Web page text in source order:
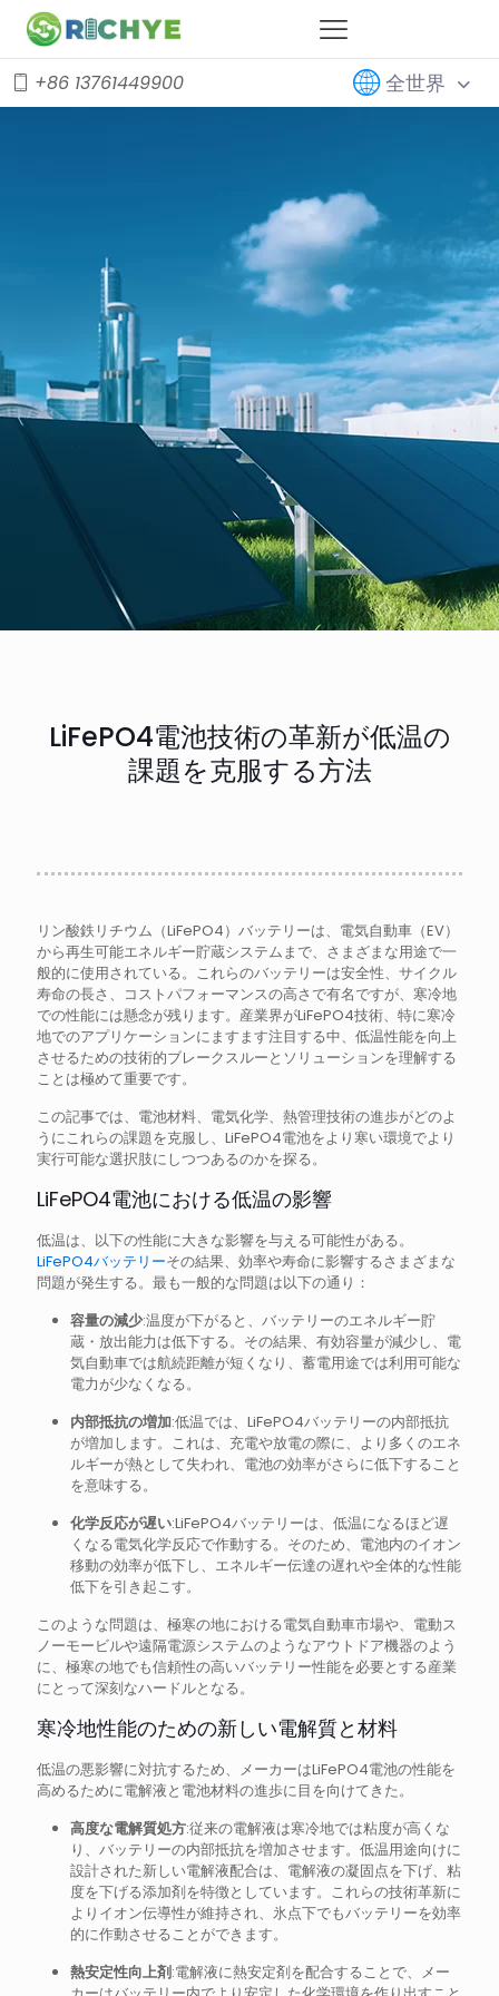
+86 13761449900 全世界
LiFePO4電池技術の革新が低温の
課題を克服する方法
リン酸鉄リチウム（LiFePO4）バッテリーは、電気自動車（EV）
から再生可能エネルギー貯蔵システムまで、さまざまな用途で一
般的に使用されている。これらのバッテリーは安全性、サイクル
寿命の長さ、コストパフォーマンスの高さで有名ですが、寒冷地
での性能には懸念が残ります。産業界がLiFePO4技術、特に寒冷
地でのアプリケーションにますます注目する中、低温性能を向上
させるための技術的ブレークスルーとソリューションを理解する
ことは極めて重要です。
この記事では、電池材料、電気化学、熱管理技術の進歩がどのよ
うにこれらの課題を克服し、LiFePO4電池をより寒い環境でより
実行可能な選択肢にしつつあるのかを探る。
LiFePO4電池における低温の影響
低温は、以下の性能に大きな影響を与える可能性がある。
LiFePO4バッテリーその結果、効率や寿命に影響するさまざまな
問題が発生する。最も一般的な問題は以下の通り：
容量の減少:温度が下がると、バッテリーのエネルギー貯
蔵・放出能力は低下する。その結果、有効容量が減少し、電
気自動車では航続距離が短くなり、蓄電用途では利用可能な
電力が少なくなる。
内部抵抗の増加:低温では、LiFePO4バッテリーの内部抵抗
が増加します。これは、充電や放電の際に、より多くのエネ
ルギーが熱として失われ、電池の効率がさらに低下すること
を意味する。
化学反応が遅い:LiFePO4バッテリーは、低温になるほど遅
くなる電気化学反応で作動する。そのため、電池内のイオン
移動の効率が低下し、エネルギー伝達の遅れや全体的な性能
低下を引き起こす。
このような問題は、極寒の地における電気自動車市場や、電動ス
ノーモービルや遠隔電源システムのようなアウトドア機器のよう
に、極寒の地でも信頼性の高いバッテリー性能を必要とする産業
にとって深刻なハードルとなる。
寒冷地性能のための新しい電解質と材料
低温の悪影響に対抗するため、メーカーはLiFePO4電池の性能を
高めるために電解液と電池材料の進歩に目を向けてきた。
高度な電解質処方:従来の電解液は寒冷地では粘度が高くな
り、バッテリーの内部抵抗を増加させます。低温用途向けに
設計された新しい電解液配合は、電解液の凝固点を下げ、粘
度を下げる添加剤を特徴としています。これらの技術革新に
よりイオン伝導性が維持され、氷点下でもバッテリーを効率
的に作動させることができます。
熱安定性向上剤:電解液に熱安定剤を配合することで、メー